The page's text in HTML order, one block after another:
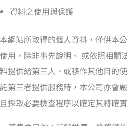
資料之使用與保護
本網站所取得的個人資料，僅供本
使用，除非事先說明、 或依照相關
料提供給第三人、或移作其他目的
託第三者提供服務時，本公司亦會
且採取必要檢查程序以確定其將確